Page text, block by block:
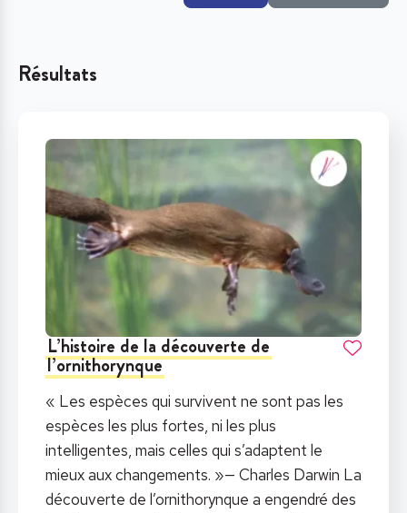
Résultats
L’histoire de la découverte de
l’ornithorynque
« Les espèces qui survivent ne sont pas les
espèces les plus fortes, ni les plus
intelligentes, mais celles qui s’adaptent le
mieux aux changements. »— Charles Darwin La
découverte de l’ornithorynque a engendré des